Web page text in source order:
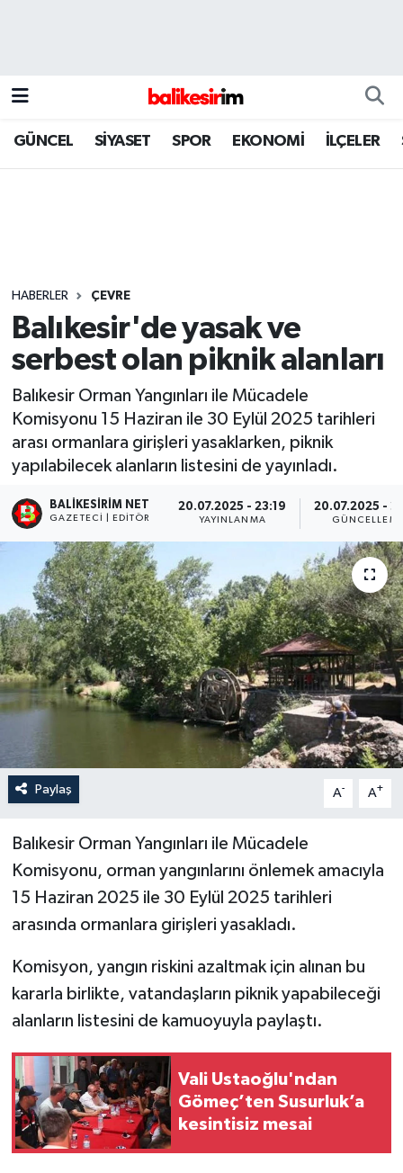
GÜNCEL SİYASET SPOR EKONOMİ İLÇELER
HABERLER ÇEVRE
Balıkesir'de yasak ve
serbest olan piknik alanları
Balıkesir Orman Yangınları ile Mücadele
Komisyonu 15 Haziran ile 30 Eylül 2025 tarihleri
arası ormanlara girişleri yasaklarken, piknik
yapılabilecek alanların listesini de yayınladı.
BALIKESIRIM NET
GAZETECI | EDITÖR
20.07.2025 - 23:19
YAYINLANMA
20.07.2025 -
Paylaş A- A+
Balıkesir Orman Yangınları ile Mücadele
Komisyonu, orman yangınlarını önlemek amacıyla
15 Haziran 2025 ile 30 Eylül 2025 tarihleri
arasında ormanlara girişleri yasakladı.
Komisyon, yangın riskini azaltmak için alınan bu
kararla birlikte, vatandaşların piknik yapabileceği
alanların listesini de kamuoyuyla paylaştı.
Vali Ustaoğlu'ndan
Gömeç’ten Susurluk’a
kesintisiz mesai